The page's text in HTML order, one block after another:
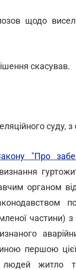
щодо
скасував.
суду, з
"Про
органом
частини)
першою
людей житло